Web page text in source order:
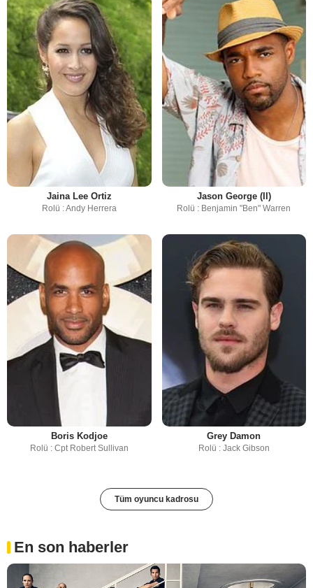
Jaina Lee Ortiz
Rolü : Andy Herrera
Jason George (II)
Rolü : Benjamin "Ben" Warren
Boris Kodjoe
Rolü : Cpt Robert Sullivan
Grey Damon
Rolü : Jack Gibson
Tüm oyuncu kadrosu
En son haberler